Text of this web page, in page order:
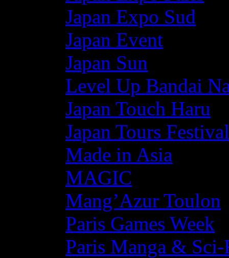
Japan Expo Sud
Japan Event
Japan Sun
Level Up Bandai
Japan Touch Haru
Japan Tours Festival
Made in Asia
MAGIC
Mang’Azur Toulon
Paris Games Week
Paris Manga &